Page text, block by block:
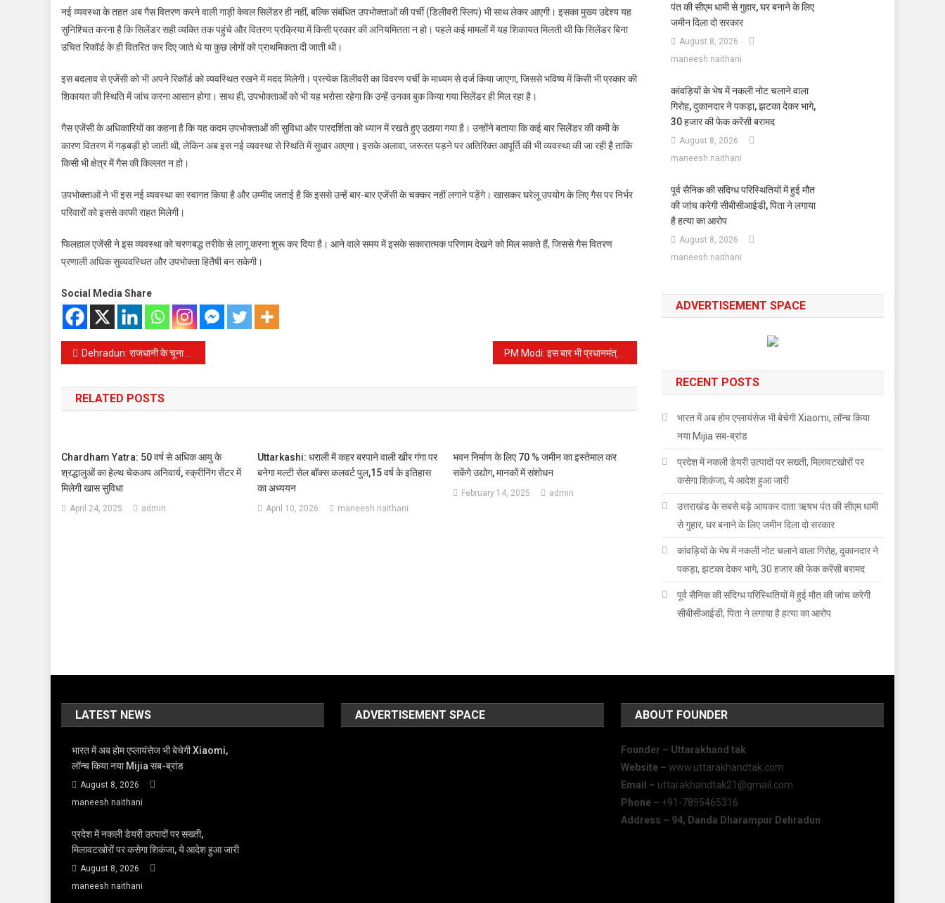
नई व्यवस्था के तहत अब गैस वितरण करने वाली गाड़ी केवल सिलेंडर ही नहीं, बल्कि संबंधित उपभोक्ताओं की पर्ची (डिलीवरी स्लिप) भी साथ लेकर आएगी। इसका मुख्य उद्देश्य यह
सुनिश्चित करना है कि सिलेंडर सही व्यक्ति तक पहुंचे और वितरण प्रक्रिया में किसी प्रकार की अनियमितता न हो। पहले कई मामलों में यह शिकायत मिलती थी कि सिलेंडर बिना
उचित रिकॉर्ड के ही वितरित कर दिए जाते थे या कुछ लोगों को प्राथमिकता दी जाती थी।
इस बदलाव से एजेंसी को भी अपने रिकॉर्ड को व्यवस्थित रखने में मदद मिलेगी। प्रत्येक डिलीवरी का विवरण पर्ची के माध्यम से दर्ज किया जाएगा, जिससे भविष्य में किसी भी प्रकार की
शिकायत की स्थिति में जांच करना आसान होगा। साथ ही, उपभोक्ताओं को भी यह भरोसा रहेगा कि उन्हें उनका बुक किया गया सिलेंडर ही मिल रहा है।
गैस एजेंसी के अधिकारियों का कहना है कि यह कदम उपभोक्ताओं की सुविधा और पारदर्शिता को ध्यान में रखते हुए उठाया गया है। उन्होंने बताया कि कई बार सिलेंडर की कमी के
कारण वितरण में गड़बड़ी हो जाती थी, लेकिन अब इस नई व्यवस्था से स्थिति में सुधार आएगा। इसके अलावा, जरूरत पड़ने पर अतिरिक्त आपूर्ति की भी व्यवस्था की जा रही है ताकि
किसी भी क्षेत्र में गैस की किल्लत न हो।
उपभोक्ताओं ने भी इस नई व्यवस्था का स्वागत किया है और उम्मीद जताई है कि इससे उन्हें बार-बार एजेंसी के चक्कर नहीं लगाने पड़ेंगे। खासकर घरेलू उपयोग के लिए गैस पर निर्भर
परिवारों को इससे काफी राहत मिलेगी।
फिलहाल एजेंसी ने इस व्यवस्था को चरणबद्ध तरीके से लागू करना शुरू कर दिया है। आने वाले समय में इसके सकारात्मक परिणाम देखने को मिल सकते हैं, जिससे गैस वितरण
प्रणाली अधिक सुव्यवस्थित और उपभोक्ता हितैषी बन सकेगी।
Social Media Share
Post
navigation
Dehradun: राजधानी के चूना भट्टा क्षेत्र में मिला शव, क्षेत्र में सनसनी, मौके पर पहुंची पुलिस ने की जांच शुरू
RELATED POSTS
Chardham Yatra: 50 वर्ष से अधिक आयु के
श्रद्धालुओं का हेल्‍थ चेकअप अनिवार्य, स्क्रीनिंग सेंटर में
मिलेगी खास सुविधा
April 24, 2025 admin
Uttarkashi: धराली में कहर बरपाने वाली खीर गंगा पर
बनेगा मल्टी सेल बॉक्स कलवर्ट पुल,15 वर्ष के इतिहास
का अध्ययन
April 10, 2026 maneesh naithani
भवन निर्माण के लिए 70 % जमीन का इस्तेमाल कर
सकेंगे उद्योग, मानकों में संशोधन
February 14, 2025 admin
पंत की सीएम धामी से गुहार, घर बनाने के लिए
जमीन दिला दो सरकार
August 8, 2026
maneesh naithani
कांवड़ियों के भेष में नकली नोट चलाने वाला
गिरोह, दुकानदार ने पकड़ा, झटका देकर भागे,
30 हजार की फेक करेंसी बरामद
August 8, 2026
maneesh naithani
पूर्व सैनिक की संदिग्ध परिस्थितियों में हुई मौत
की जांच करेगी सीबीसीआईडी, पिता ने लगाया
है हत्या का आरोप
August 8, 2026
maneesh naithani
ADVERTISEMENT SPACE
RECENT POSTS
भारत में अब होम एप्लायंसेज भी बेचेगी Xiaomi, लॉन्च किया
नया Mijia सब-ब्रांड
प्रदेश में नकली डेयरी उत्पादों पर सख्ती, मिलावटखोरों पर
कसेगा शिकंजा, ये आदेश हुआ जारी
उत्तराखंड के सबसे बड़े आयकर दाता ऋषभ पंत की सीएम धामी
से गुहार, घर बनाने के लिए जमीन दिला दो सरकार
कांवड़ियों के भेष में नकली नोट चलाने वाला गिरोह, दुकानदार ने
पकड़ा, झटका देकर भागे, 30 हजार की फेक करेंसी बरामद
पूर्व सैनिक की संदिग्ध परिस्थितियों में हुई मौत की जांच करेगी
सीबीसीआईडी, पिता ने लगाया है हत्या का आरोप
LATEST NEWS
भारत में अब होम एप्लायंसेज भी बेचेगी Xiaomi,
लॉन्च किया नया Mijia सब-ब्रांड
August 8, 2026
maneesh naithani
प्रदेश में नकली डेयरी उत्पादों पर सख्ती,
मिलावटखोरों पर कसेगा शिकंजा, ये आदेश हुआ जारी
August 8, 2026
maneesh naithani
ADVERTISEMENT SPACE ABOUT FOUNDER
Founder – Uttarakhand tak
Website – www.uttarakhandtak.com
Email – uttarakhandtak21@gmail.com
Phone – +91-7895465316
Address – 94, Danda Dharampur Dehradun